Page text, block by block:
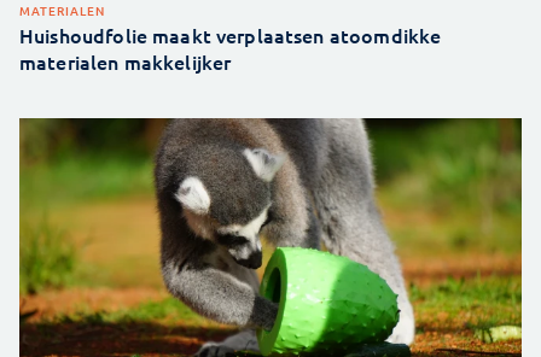
MATERIALEN
Huishoudfolie maakt verplaatsen atoomdikke
materialen makkelijker